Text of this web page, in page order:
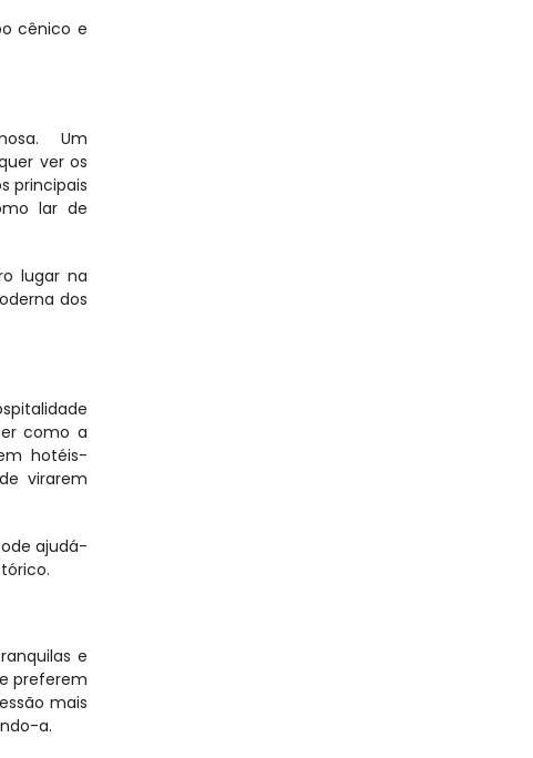
cênico e
Um
ver os
principais
lar de
lugar na
dos
como a
hotéis-
virarem
ajudá-
e
preferem
mais
a.